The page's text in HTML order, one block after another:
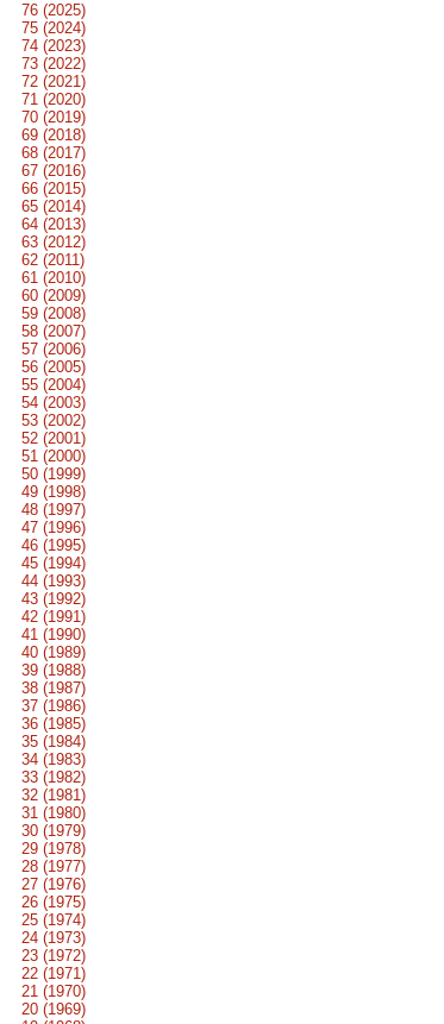
76 (2025)
75 (2024)
74 (2023)
73 (2022)
72 (2021)
71 (2020)
70 (2019)
69 (2018)
68 (2017)
67 (2016)
66 (2015)
65 (2014)
64 (2013)
63 (2012)
62 (2011)
61 (2010)
60 (2009)
59 (2008)
58 (2007)
57 (2006)
56 (2005)
55 (2004)
54 (2003)
53 (2002)
52 (2001)
51 (2000)
50 (1999)
49 (1998)
48 (1997)
47 (1996)
46 (1995)
45 (1994)
44 (1993)
43 (1992)
42 (1991)
41 (1990)
40 (1989)
39 (1988)
38 (1987)
37 (1986)
36 (1985)
35 (1984)
34 (1983)
33 (1982)
32 (1981)
31 (1980)
30 (1979)
29 (1978)
28 (1977)
27 (1976)
26 (1975)
25 (1974)
24 (1973)
23 (1972)
22 (1971)
21 (1970)
20 (1969)